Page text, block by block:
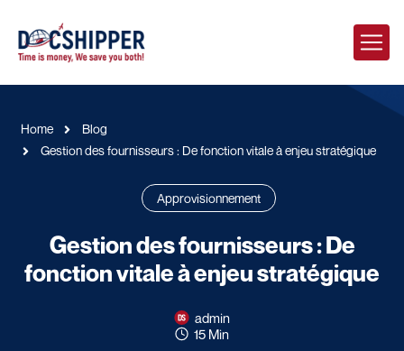
Home
Blog
Gestion des fournisseurs : De fonction vitale à enjeu stratégique
Approvisionnement
Gestion des fournisseurs : De
fonction vitale à enjeu stratégique
admin
15 Min